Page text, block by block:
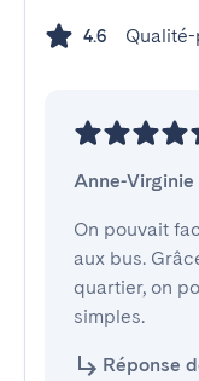
4.6
Anne-Virginie
On pouvait
aux bus.
quartier, on
simples.
Réponse